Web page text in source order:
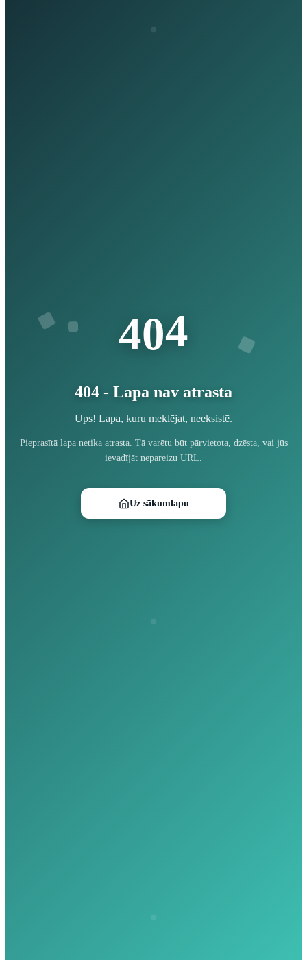
404
404 - Lapa nav atrasta
Ups! Lapa, kuru meklējat, neeksistē.
Pieprasītā lapa netika atrasta. Tā varētu būt pārvietota, dzēsta, vai jūs
ievadījāt nepareizu URL.
Uz sākumlapu